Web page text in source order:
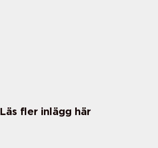
Läs fler inlägg här